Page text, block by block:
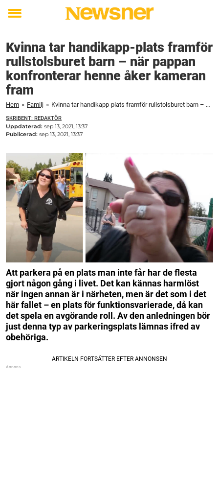
Toggle
Kvinna tar handikapp-plats framför
rullstolsburet barn – när pappan
konfronterar henne åker kameran
fram
Hem » Familj » Kvinna tar handikapp-plats framför rullstolsburet barn – när pappan konfronterar henne åker kameran fram
SKRIBENT: REDAKTÖR
Uppdaterad: sep 13, 2021, 13:37
Publicerad: sep 13, 2021, 13:37
Att parkera på en plats man inte får har de flesta
gjort någon gång i livet. Det kan kännas harmlöst
när ingen annan är i närheten, men är det som i det
här fallet – en plats för funktionsvarierade, då kan
det spela en avgörande roll. Av den anledningen bör
just denna typ av parkeringsplats lämnas ifred av
obehöriga.